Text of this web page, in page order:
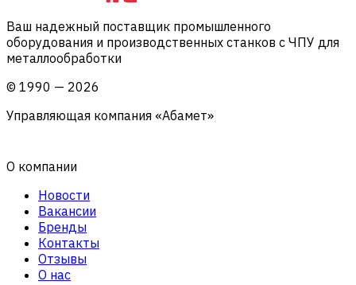
Ваш надежный поставщик промышленного
оборудования и производственных станков с ЧПУ для
металлообработки
© 1990 — 2026
Управляющая компания «Абамет»
О компании
Новости
Вакансии
Бренды
Контакты
Отзывы
О нас